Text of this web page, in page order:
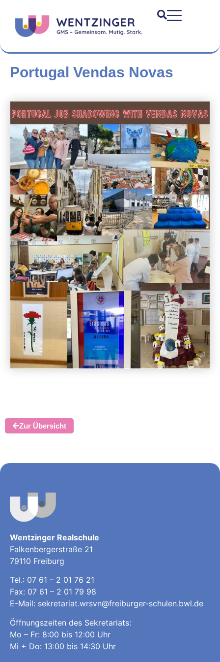
Portugal Vendas Novas
Zur Übersicht
Wentzinger Realschule
Falkenbergerstraße 21
79110 Freiburg
Tel.: 07 61 – 2 01 76 21
Fax: 07 61 – 2 01 79 98
E-Mail: sekretariat.wrsvn@freiburger-schulen.bwl.de
Öffnungszeiten des Sekretariats:
Mo – Fr: 8:00 bis 12:00 Uhr
Mi + Do: 13:00 bis 14:30 Uhr